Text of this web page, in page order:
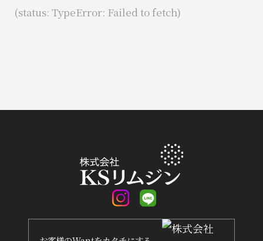
(status: TypeError: Failed to fetch)